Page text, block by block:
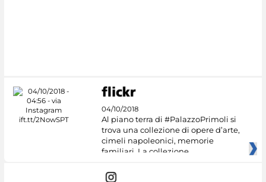
04/10/2018
Al piano terra di #PalazzoPrimoli si
trova una collezione di opere d’arte,
cimeli napoleonici, memorie
familiari. La collezione